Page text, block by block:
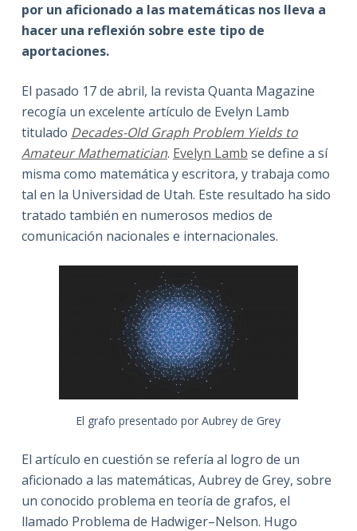
d
o
por un aficionado a las matemáticas nos lleva a
hacer una reflexión sobre este tipo de
aportaciones.
El pasado 17 de abril, la revista Quanta Magazine
recogía un excelente artículo de Evelyn Lamb
titulado Decades-Old Graph Problem Yields to
Amateur Mathematician. Evelyn Lamb se define a sí
misma como matemática y escritora, y trabaja como
tal en la Universidad de Utah. Este resultado ha sido
tratado también en numerosos medios de
comunicación nacionales e internacionales.
El grafo presentado por Aubrey de Grey
El artículo en cuestión se refería al logro de un
aficionado a las matemáticas, Aubrey de Grey, sobre
un conocido problema en teoría de grafos, el
llamado Problema de Hadwiger–Nelson. Hugo